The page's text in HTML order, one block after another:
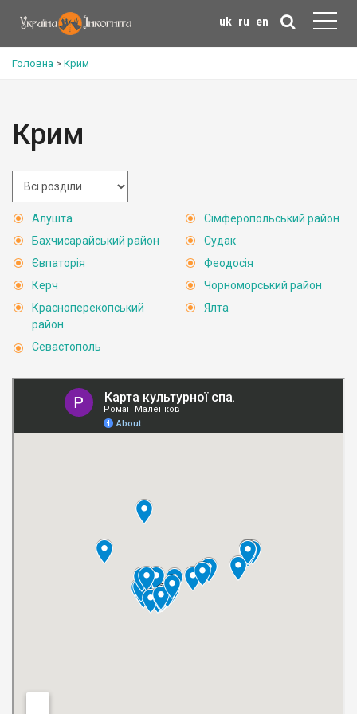
uk ru en
Головна > Крим
Крим
Алушта
Бахчисарайський район
Євпаторія
Керч
Красноперекопський
район
Севастополь
Сімферопольський район
Судак
Феодосія
Чорноморський район
Ялта